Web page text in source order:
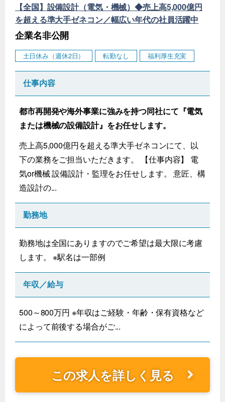
【全国】設備設計（電気・機械）◆売上高5,000億円
を超える準大手ゼネコン／幅広い年代の社員活躍中
企業名非公開
土日休み（週休2日） 転勤なし 福利厚生充実
仕事内容
都市再開発や海外事業に強みを持つ同社にて『電気
または機械の設備設計』をお任せします。
売上高5,000億円を超える準大手ゼネコンにて、以
下の業務をご担当いただきます。 【仕事内容】 電
気or機械 設備設計・監理をお任せします。 意匠、構
造設計の...
勤務地
勤務地は全国にありますのでご希望は最大限に考慮
します。 ※駅名は一部例
年収／給与
500～800万円 ※年収はご経験・年齢・保有資格など
によって前後する場合がご...
この求人を詳しく見る